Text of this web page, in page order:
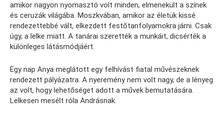
amikor nagyon nyomasztó volt minden, elmenekült a színek
és ceruzák világába. Moszkvában, amikor az életük kissé
rendezettebbé vált, elkezdett festőtanfolyamokra járni. Csak
úgy, a lelke miatt. A tanárai szerették a munkáit, dicsérték a
különleges látásmódjáért.
Egy nap Anya meglátott egy felhívást fiatal művészeknek
rendezett pályázatra. A nyeremény nem volt nagy, de a lényeg
az volt, hogy lehetőséget adott a művek bemutatására.
Lelkesen mesélt róla Andrásnak.